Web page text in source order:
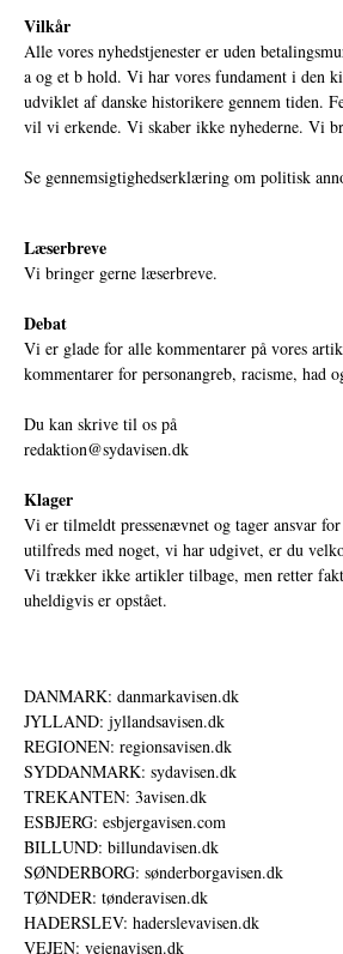
Vilkår
Alle vores nyhedstjenester er uden
a og et b hold. Vi har vores fundament i den
udviklet af danske historikere gennem tiden.
vil vi erkende. Vi skaber ikke nyhederne. Vi
Se gennemsigtighedserklæring om politisk
Læserbreve
Vi bringer gerne læserbreve.
Debat
Vi er glade for alle kommentarer på vores
kommentarer for personangreb, racisme, had
Du kan skrive til os på
redaktion@sydavisen.dk
Klager
Vi er tilmeldt pressenævnet og tager ansvar
utilfreds med noget, vi har udgivet, er du
Vi trækker ikke artikler tilbage, men retter
uheldigvis er opstået.
DANMARK: danmarkavisen.dk
JYLLAND: jyllandsavisen.dk
REGIONEN: regionsavisen.dk
SYDDANMARK: sydavisen.dk
TREKANTEN: 3avisen.dk
ESBJERG: esbjergavisen.com
BILLUND: billundavisen.dk
SØNDERBORG: sønderborgavisen.dk
TØNDER: tønderavisen.dk
HADERSLEV: haderslevavisen.dk
VEJEN: vejenavisen.dk